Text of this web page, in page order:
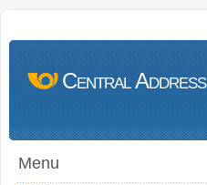
Central Address
Menu